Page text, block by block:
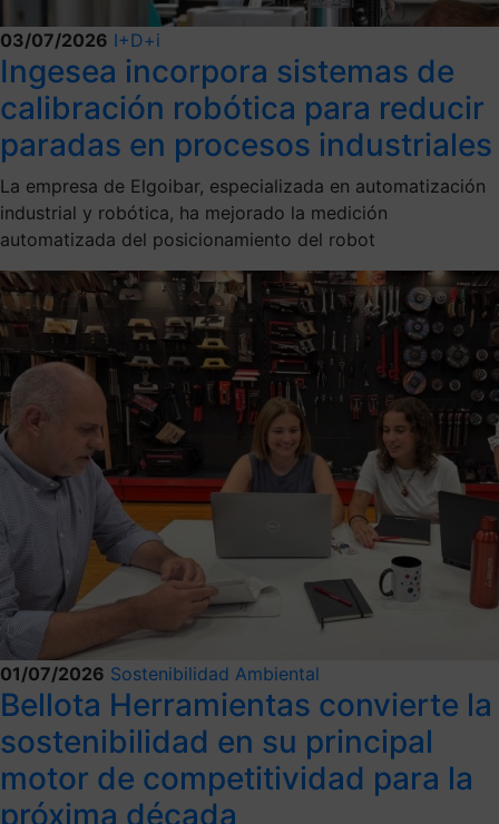
03/07/2026 I+D+i
Ingesea incorpora sistemas de
calibración robótica para reducir
paradas en procesos industriales
La empresa de Elgoibar, especializada en automatización
industrial y robótica, ha mejorado la medición
automatizada del posicionamiento del robot
01/07/2026 Sostenibilidad Ambiental
Bellota Herramientas convierte la
sostenibilidad en su principal
motor de competitividad para la
próxima década